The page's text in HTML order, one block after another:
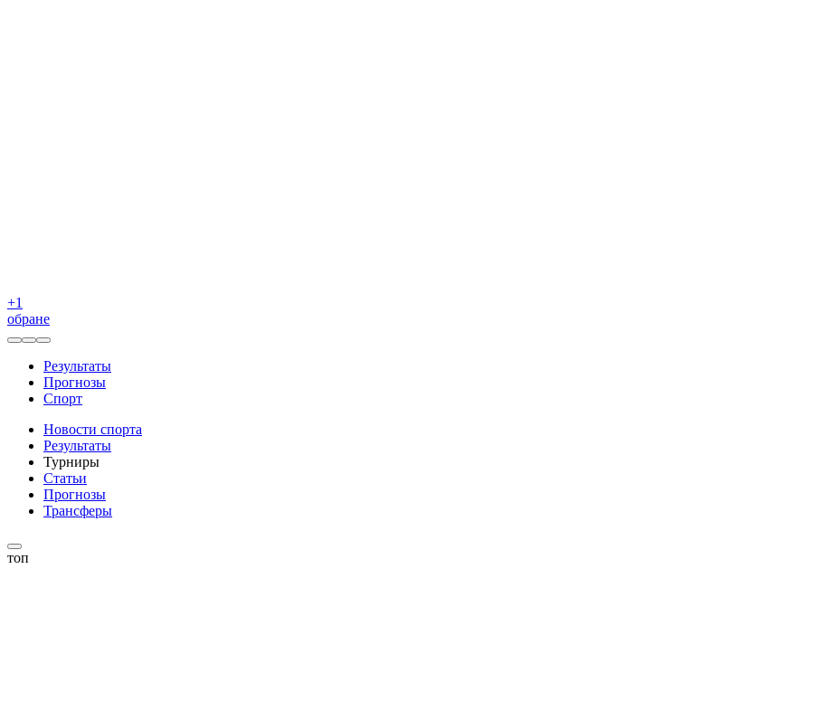
+1
обране
Результаты
Прогнозы
Спорт
Новости спорта
Результаты
Турниры
Статьи
Прогнозы
Трансферы
топ